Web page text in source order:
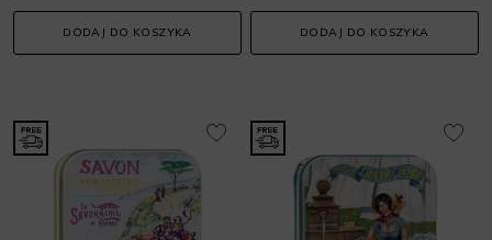
DODAJ DO KOSZYKA DODAJ DO KOSZYKA